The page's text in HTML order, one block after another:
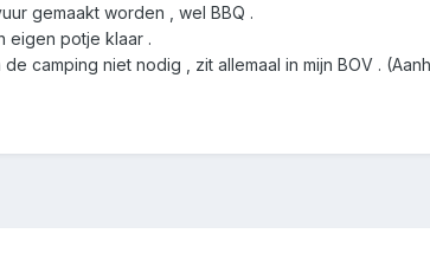
gemaakt worden , wel BBQ .
eigen potje klaar .
camping niet nodig , zit allemaal in mijn BOV .